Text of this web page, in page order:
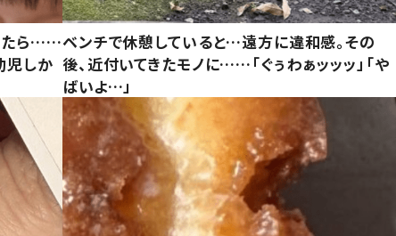
たら……
児しか
ベンチで休憩していると…遠方に違和感。その
後、近付いてきたモノに……「ぐぅわぁッッッ」「や
ばいよ…」